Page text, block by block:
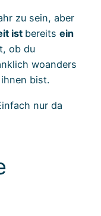
zu sein, aber
ist bereits ein
ob du
woanders
bist.
nur da